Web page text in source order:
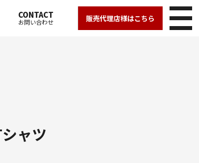
CONTACT
お問い合わせ 販売代理店様はこちら
ャツ